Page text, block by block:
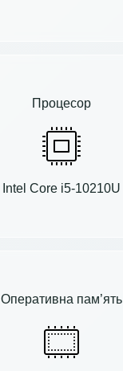
Процесор
Intel Core i5-10210U
Оперативна пам’ять